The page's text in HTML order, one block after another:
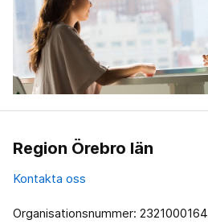
Region Örebro län
Kontakta oss
Organisationsnummer: 2321000164